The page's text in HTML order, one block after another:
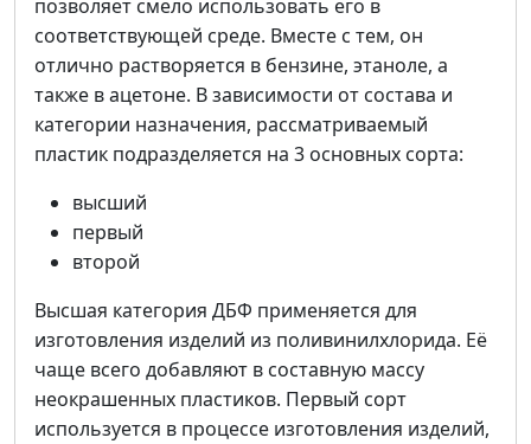
позволяет смело использовать его в
соответствующей среде. Вместе с тем, он
отлично растворяется в бензине, этаноле, а
также в ацетоне. В зависимости от состава и
категории назначения, рассматриваемый
пластик подразделяется на 3 основных сорта:
высший
первый
второй
Высшая категория ДБФ применяется для
изготовления изделий из поливинилхлорида. Её
чаще всего добавляют в составную массу
неокрашенных пластиков. Первый сорт
используется в процессе изготовления изделий,